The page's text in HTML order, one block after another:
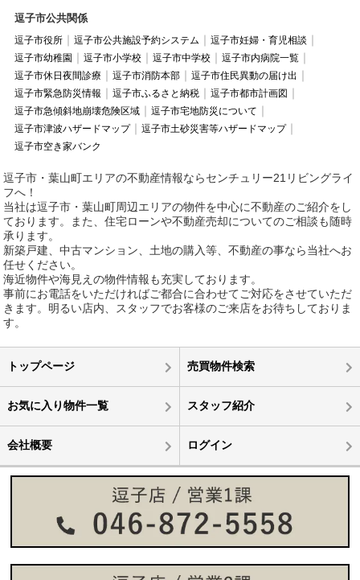
逗子市公共関係
逗子市役所 逗子市公共施設予約システム
逗子市妊婦・育児相談
逗子市幼稚園
逗子市小学校 逗子市中学校
逗子市内病院一覧
逗子市休日夜間診療
逗子市消防本部
逗子市住民異動の届け出
逗子市緊急防災情報
逗子市ふるさと納税
逗子市都市計画図
逗子市急傾斜地崩壊危険区域
逗子市宅地防災について
逗子市津波ハザードマップ
逗子市土砂災害等ハザードマップ
逗子市空き家バンク
逗子市・葉山町エリアの不動産情報ならセンチュリー21リビングライ
フへ！
当社は逗子市・葉山町周辺エリアの物件を中心に不動産のご紹介をし
ております。また、住宅ローンや不動産売却についてのご相談も随時
承ります。
新築戸建、中古マンション、土地の購入等、不動産の事なら当社へお
任せください。
海近物件や海見えの物件情報も充実しております。
事前にお電話をいただければご都合に合わせてご対応をさせていただ
きます。明るい店内、スタッフでお客様のご来店をお待ちしておりま
す。
トップページ 売買物件検索
お気に入り物件一覧 スタッフ紹介
会社概要 ログイン